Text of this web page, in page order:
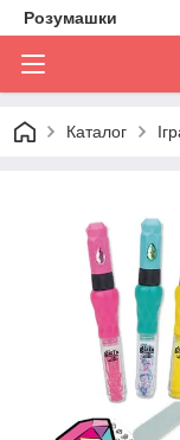
Розумашки
Каталог